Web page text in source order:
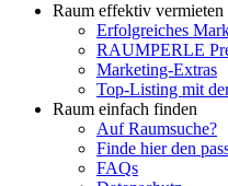
Raum effektiv vermieten
Erfolgreiches
RAUMPERLE
Marketing-Extras
Top-Listing mit
Raum einfach finden
Auf Raumsuche?
Finde hier den
FAQs